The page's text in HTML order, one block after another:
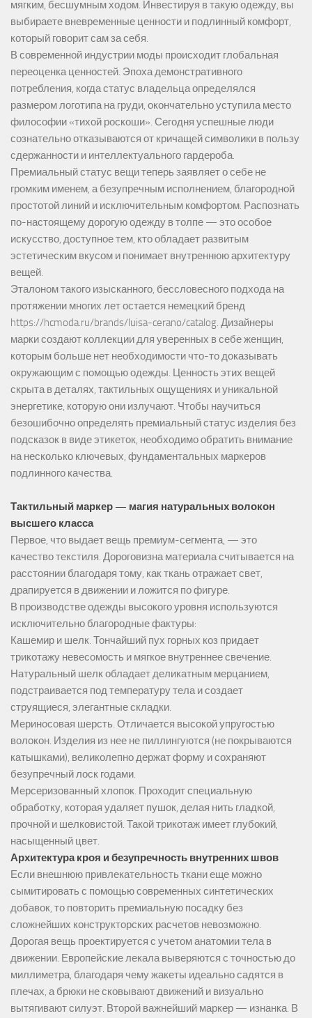
мягким, бесшумным ходом. Инвестируя в такую одежду, вы
выбираете вневременные ценности и подлинный комфорт,
который говорит сам за себя.
В современной индустрии моды происходит глобальная
переоценка ценностей. Эпоха демонстративного
потребления, когда статус владельца определялся
размером логотипа на груди, окончательно уступила место
философии «тихой роскоши». Сегодня успешные люди
сознательно отказываются от кричащей символики в пользу
сдержанности и интеллектуального гардероба.
Премиальный статус вещи теперь заявляет о себе не
громким именем, а безупречным исполнением, благородной
простотой линий и исключительным комфортом. Распознать
по-настоящему дорогую одежду в толпе — это особое
искусство, доступное тем, кто обладает развитым
эстетическим вкусом и понимает внутреннюю архитектуру
вещей.
Эталоном такого изысканного, бессловесного подхода на
протяжении многих лет остается немецкий бренд
https://hcmoda.ru/brands/luisa-cerano/catalog. Дизайнеры
марки создают коллекции для уверенных в себе женщин,
которым больше нет необходимости что-то доказывать
окружающим с помощью одежды. Ценность этих вещей
скрыта в деталях, тактильных ощущениях и уникальной
энергетике, которую они излучают. Чтобы научиться
безошибочно определять премиальный статус изделия без
подсказок в виде этикеток, необходимо обратить внимание
на несколько ключевых, фундаментальных маркеров
подлинного качества.
Тактильный маркер — магия натуральных волокон
высшего класса
Первое, что выдает вещь премиум-сегмента, — это
качество текстиля. Дороговизна материала считывается на
расстоянии благодаря тому, как ткань отражает свет,
драпируется в движении и ложится по фигуре.
В производстве одежды высокого уровня используются
исключительно благородные фактуры:
Кашемир и шелк. Тончайший пух горных коз придает
трикотажу невесомость и мягкое внутреннее свечение.
Натуральный шелк обладает деликатным мерцанием,
подстраивается под температуру тела и создает
струящиеся, элегантные складки.
Мериносовая шерсть. Отличается высокой упругостью
волокон. Изделия из нее не пиллингуются (не покрываются
катышками), великолепно держат форму и сохраняют
безупречный лоск годами.
Мерсеризованный хлопок. Проходит специальную
обработку, которая удаляет пушок, делая нить гладкой,
прочной и шелковистой. Такой трикотаж имеет глубокий,
насыщенный цвет.
Архитектура кроя и безупречность внутренних швов
Если внешнюю привлекательность ткани еще можно
сымитировать с помощью современных синтетических
добавок, то повторить премиальную посадку без
сложнейших конструкторских расчетов невозможно.
Дорогая вещь проектируется с учетом анатомии тела в
движении. Европейские лекала выверяются с точностью до
миллиметра, благодаря чему жакеты идеально садятся в
плечах, а брюки не сковывают движений и визуально
вытягивают силуэт. Второй важнейший маркер — изнанка. В